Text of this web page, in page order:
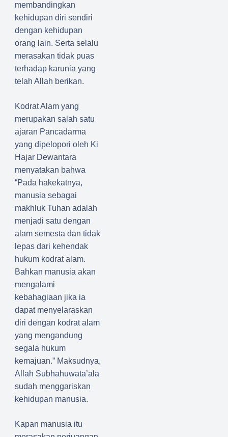
membandingkan
kehidupan diri sendiri
dengan kehidupan
orang lain. Serta selalu
merasakan tidak puas
terhadap karunia yang
telah Allah berikan.
Kodrat Alam yang
merupakan salah satu
ajaran Pancadarma
yang dipelopori oleh Ki
Hajar Dewantara
menyatakan bahwa
“Pada hakekatnya,
manusia sebagai
makhluk Tuhan adalah
menjadi satu dengan
alam semesta dan tidak
lepas dari kehendak
hukum kodrat alam.
Bahkan manusia akan
mengalami
kebahagiaan jika ia
dapat menyelaraskan
diri dengan kodrat alam
yang mengandung
segala hukum
kemajuan.” Maksudnya,
Allah Subhahuwata’ala
sudah menggariskan
kehidupan manusia.
Kapan manusia itu